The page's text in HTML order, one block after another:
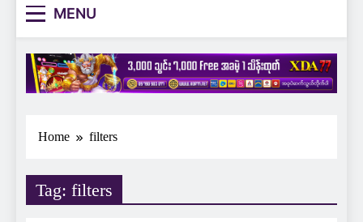
MENU
Home filters
Tag: filters